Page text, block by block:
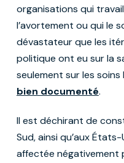
organisations qui
l’avortement ou qui le
dévastateur que les
politique ont eu sur la
seulement sur les
bien documenté.
Il est déchirant de
Sud, ainsi qu’aux
affectée négativement